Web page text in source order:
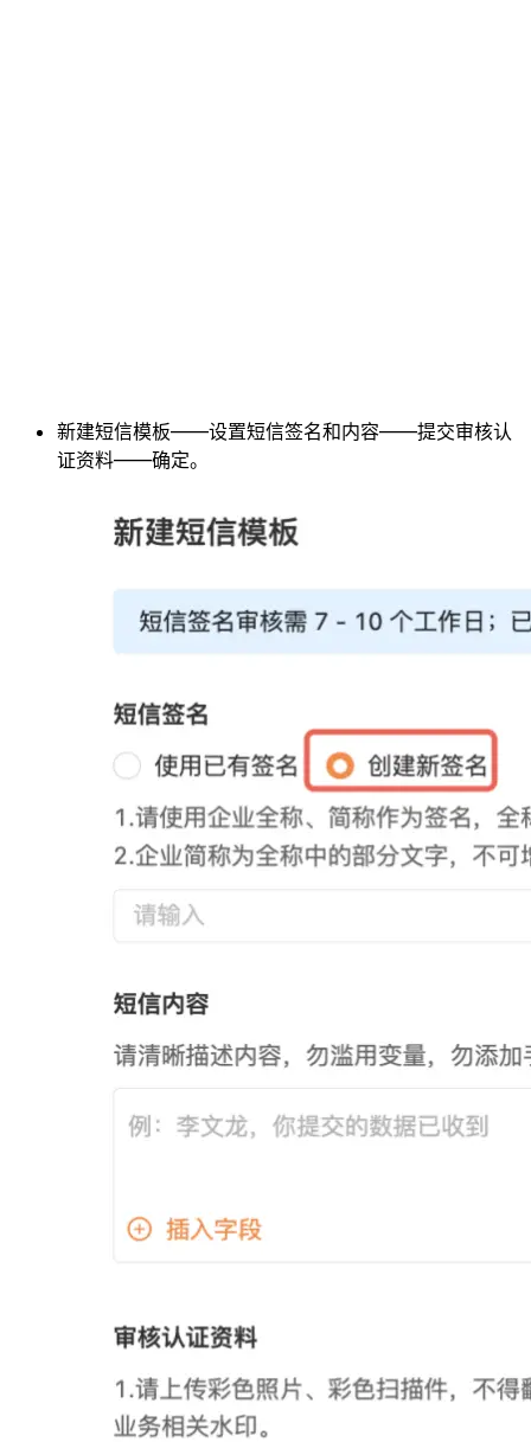
新建短信模板——设置短信签名和内容——提交审核认
证资料——确定。